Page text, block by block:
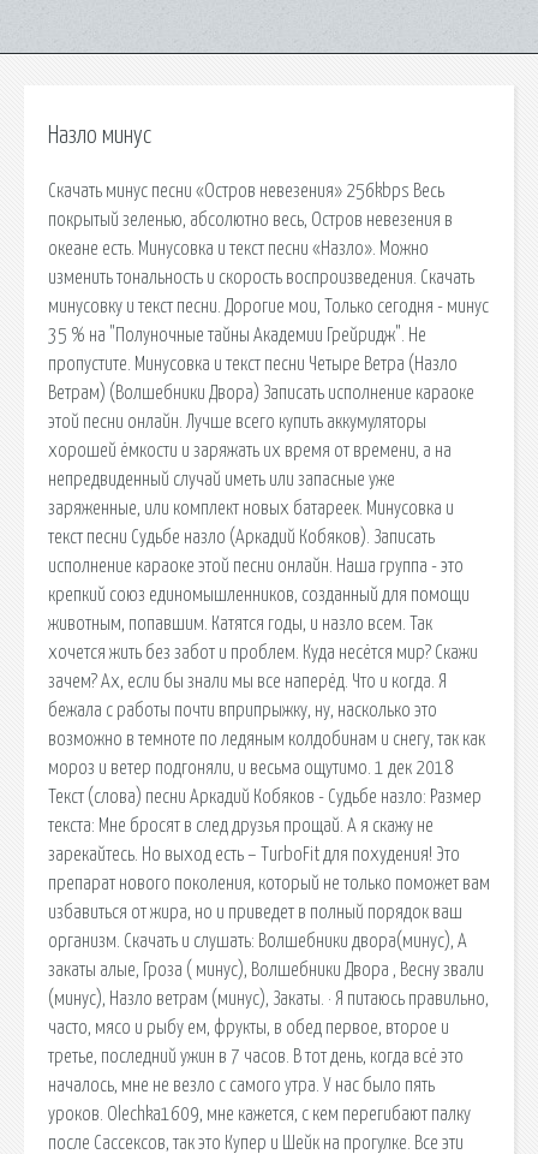
Назло минус
Скачать минус песни «Остров невезения» 256kbps Весь
покрытый зеленью, абсолютно весь, Остров невезения в
океане есть. Минусовка и текст песни «Назло». Можно
изменить тональность и скорость воспроизведения. Скачать
минусовку и текст песни. Дорогие мои, Только сегодня - минус
35 % на "Полуночные тайны Академии Грейридж". Не
пропустите. Минусовка и текст песни Четыре Ветра (Назло
Ветрам) (Волшебники Двора) Записать исполнение караоке
этой песни онлайн. Лучше всего купить аккумуляторы
хорошей ёмкости и заряжать их время от времени, а на
непредвиденный случай иметь или запасные уже
заряженные, или комплект новых батареек. Минусовка и
текст песни Судьбе назло (Аркадий Кобяков). Записать
исполнение караоке этой песни онлайн. Наша группа - это
крепкий союз единомышленников, созданный для помощи
животным, попавшим. Катятся годы, и назло всем. Так
хочется жить без забот и проблем. Куда несётся мир? Скажи
зачем? Ах, если бы знали мы все наперёд. Что и когда. Я
бежала с работы почти вприпрыжку, ну, насколько это
возможно в темноте по ледяным колдобинам и снегу, так как
мороз и ветер подгоняли, и весьма ощутимо. 1 дек 2018
Текст (слова) песни Аркадий Кобяков - Судьбе назло: Размер
текста: Мне бросят в след друзья прощай. А я скажу не
зарекайтесь. Но выход есть – TurboFit для похудения! Это
препарат нового поколения, который не только поможет вам
избавиться от жира, но и приведет в полный порядок ваш
организм. Скачать и слушать: Волшебники двора(минус), А
закаты алые, Гроза ( минус), Волшебники Двора , Весну звали
(минус), Назло ветрам (минус), Закаты. · Я питаюсь правильно,
часто, мясо и рыбу ем, фрукты, в обед первое, второе и
третье, последний ужин в 7 часов. В тот день, когда всё это
началось, мне не везло с самого утра. У нас было пять
уроков. Olechka1609, мне кажется, с кем перегибают палку
после Сассексов, так это Купер и Шейк на прогулке. Все эти